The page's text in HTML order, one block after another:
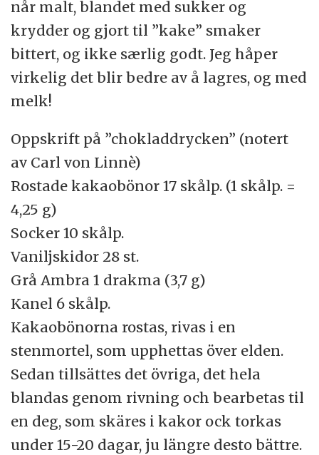
når malt, blandet med sukker og
krydder og gjort til ”kake” smaker
bittert, og ikke særlig godt. Jeg håper
virkelig det blir bedre av å lagres, og med
melk!
Oppskrift på ”chokladdrycken” (notert
av Carl von Linnè)
Rostade kakaobönor 17 skålp. (1 skålp. =
4,25 g)
Socker 10 skålp.
Vaniljskidor 28 st.
Grå Ambra 1 drakma (3,7 g)
Kanel 6 skålp.
Kakaobönorna rostas, rivas i en
stenmortel, som upphettas över elden.
Sedan tillsättes det övriga, det hela
blandas genom rivning och bearbetas til
en deg, som skäres i kakor ock torkas
under 15-20 dagar, ju längre desto bättre.